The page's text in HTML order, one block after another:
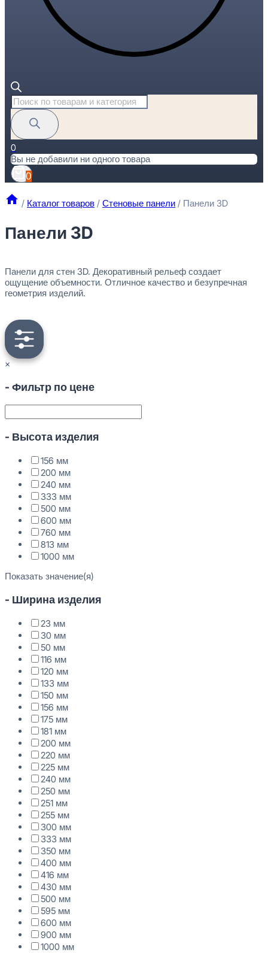
Поиск
товаров
0
Вы не добавили ни одного товара
0
/ Каталог товаров / Стеновые панели / Панели 3D
Панели 3D
Панели для стен 3D. Декоративный рельеф создает
ощущение объемности. Отличное качество и безупречная
геометрия изделий.
×
- Фильтр по цене
- Высота изделия
156 мм
200 мм
240 мм
333 мм
500 мм
600 мм
760 мм
813 мм
1000 мм
Показать значение(я)
- Ширина изделия
23 мм
30 мм
50 мм
116 мм
120 мм
133 мм
150 мм
156 мм
175 мм
181 мм
200 мм
220 мм
225 мм
240 мм
250 мм
251 мм
255 мм
300 мм
333 мм
350 мм
400 мм
416 мм
430 мм
500 мм
595 мм
600 мм
900 мм
1000 мм